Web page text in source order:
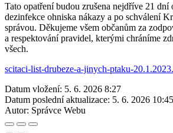
Tato opatření budou zrušena nejdříve 21 dní
dezinfekce ohniska nákazy a po schválení
správou. Děkujeme všem občanům za
a respektování pravidel, kterými chráníme
všech.
scitaci-list-drubeze-a-jinych-ptaku-
Datum vložení: 5. 6. 2026 8:27
Datum poslední aktualizace: 5. 6. 2026 10:45
Autor: Správce Webu